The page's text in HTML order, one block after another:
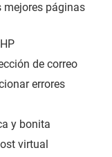
mejores páginas
de correo
errores
y bonita
virtual